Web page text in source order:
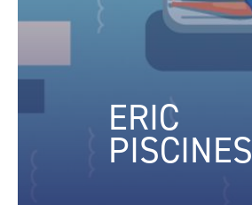
ERIC
PISCINES